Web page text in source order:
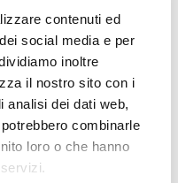
contenuti ed
social media e per
inoltre
il nostro sito con i
analisi dei dati web,
combinarle
loro o che hanno